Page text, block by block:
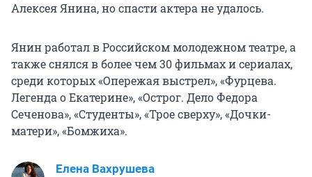
Алексея Янина, но спасти актера не удалось.
Янин работал в Российском молодежном театре, а
также снялся в более чем 30 фильмах и сериалах,
среди которых «Опережая выстрел», «Фурцева.
Легенда о Екатерине», «Острог. Дело Федора
Сеченова», «Студенты», «Трое сверху», «Дочки-
матери», «Бомжиха».
Елена Вахрушева